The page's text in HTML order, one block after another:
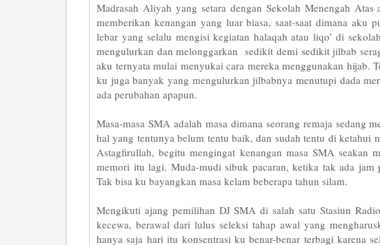
Madrasah Aliyah yang setara dengan Sekolah Menengah
memberikan kenangan yang luar biasa, saat-saat dimana aku
lebar yang selalu mengisi kegiatan halaqah atau liqo’ di
mengulurkan dan melonggarkan sedikit demi sedikit jilbab
aku ternyata mulai menyukai cara mereka menggunakan hijab.
ku juga banyak yang mengulurkan jilbabnya menutupi dada
ada perubahan apapun.
Masa-masa SMA adalah masa dimana seorang remaja sedang
hal yang tentunya belum tentu baik, dan sudah tentu di ketahui
Astagfirullah, begitu mengingat kenangan masa SMA seakan
memori itu lagi. Muda-mudi sibuk pacaran, ketika tak ada jam
Tak bisa ku bayangkan masa kelam beberapa tahun silam.
Mengikuti ajang pemilihan DJ SMA di salah satu Stasiun
kecewa, berawal dari lulus seleksi tahap awal yang
hanya saja hari itu konsentrasi ku benar-benar terbagi karena